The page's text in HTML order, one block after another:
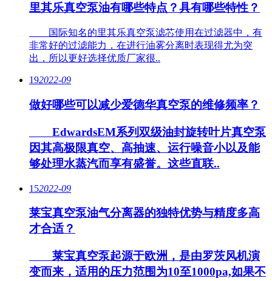
里其乐真空泵油有哪些特点？具有哪些特性？
国际知名的里其乐真空泵滤芯使用在过滤器中，有
非常好的过滤能力，在进行油雾分离时表现得尤为突
出，所以更好选择优质厂家很..
192022-09
做好哪些可以减少爱德华真空泵的维修频率？
EdwardsEM系列双级油封旋转叶片真空泵
因其高极限真空、高抽速、运行噪音小以及能
够处理水蒸汽而享有盛誉。这些直联..
152022-09
莱宝真空泵油气分离器的独特优势与精度多高
才合适？
莱宝真空泵起源于欧洲，是由罗茨风机演
变而来，适用的压力范围为10至1000pa,如果不